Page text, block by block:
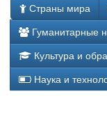
Страны мира
Гуманитарные
Культура и
Наука и